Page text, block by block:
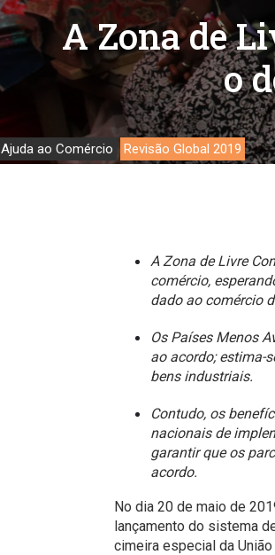
Trabalho
A Zona de
o
Ajuda ao Comércio Revisão Global 2019
A Zona de Livre
comércio,
dado ao comércio
Os Países Menos
ao acordo; estima-
bens industriais.
Contudo, os
nacionais de
garantir que os
acordo.
No dia 20 de maio de
lançamento do sistema
cimeira especial da